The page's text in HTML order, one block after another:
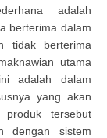
adalah
berterima dalam
tidak berterima
utama
adalah dalam
yang akan
tersebut
dengan sistem